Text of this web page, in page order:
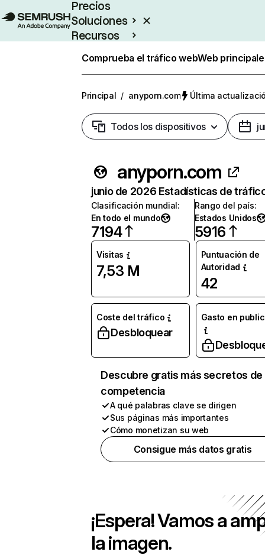
Precios
Soluciones
Recursos
Comprueba el tráfico webWeb
Principal / anyporn.com Última
Todos los dispositivos
anyporn.com
junio de 2026 Estadísticas de
Clasificación mundial:
En todo el mundo
7194
Rango del país:
Estados Unidos
5916
Visitas
7,53 M
Puntuación de
Autoridad
42
Coste del tráfico
Desbloquear
Gasto en
Descubre gratis más secretos de
competencia
A qué palabras clave se dirigen
Sus páginas más importantes
Cómo monetizan su web
Consigue más datos gratis
¡Espera! Vamos a
la imagen.